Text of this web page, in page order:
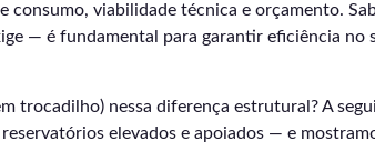
consumo, viabilidade técnica e orçamento.
— é fundamental para garantir eficiência no
trocadilho) nessa diferença estrutural? A
elevados e apoiados — e